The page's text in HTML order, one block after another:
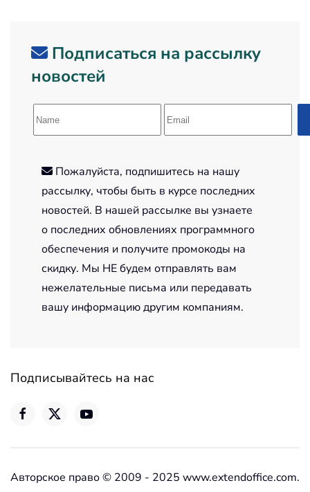
Подписаться на рассылку
новостей
Пожалуйста, подпишитесь на нашу
рассылку, чтобы быть в курсе последних
новостей. В нашей рассылке вы узнаете
о последних обновлениях программного
обеспечения и получите промокоды на
скидку. Мы НЕ будем отправлять вам
нежелательные письма или передавать
вашу информацию другим компаниям.
Подписывайтесь на нас
Авторское право © 2009 - 2025 www.extendoffice.com.